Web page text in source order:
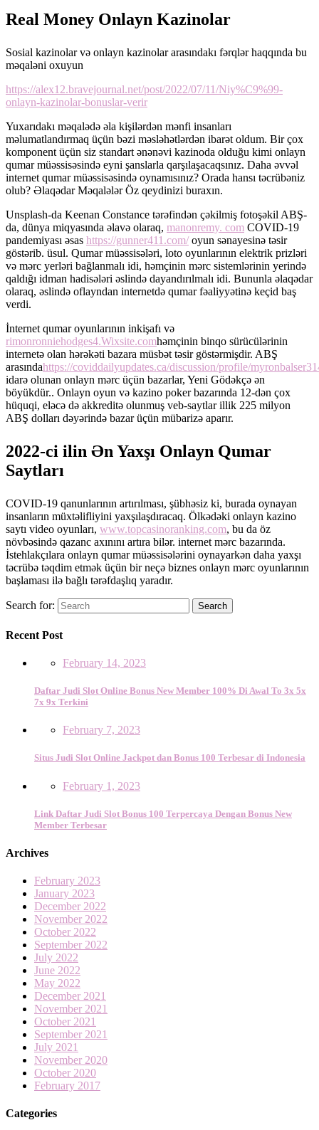
Real Money Onlayn Kazinolar
Sosial kazinolar və onlayn kazinolar arasındakı fərqlər haqqında bu
məqaləni oxuyun
https://alex12.bravejournal.net/post/2022/07/11/Niy%C9%99-
onlayn-kazinolar-bonuslar-verir
Yuxarıdakı məqalədə əla kişilərdən mənfi insanları
məlumatlandırmaq üçün bəzi məsləhətlərdən ibarət oldum. Bir çox
komponent üçün siz standart ənənəvi kazinoda olduğu kimi onlayn
qumar müəssisəsində eyni şanslarla qarşılaşacaqsınız. Daha əvvəl
internet qumar müəssisəsində oynamısınız? Orada hansı təcrübəniz
olub? Əlaqədar Məqalələr Öz qeydinizi buraxın.
Unsplash-da Keenan Constance tərəfindən çəkilmiş fotoşəkil ABŞ-
da, dünya miqyasında əlavə olaraq, manonremy. com COVID-19
pandemiyası əsas https://gunner411.com/oyun sənayesinə təsir
göstərib. üsul. Qumar müəssisələri, loto oyunlarının elektrik prizləri
və mərc yerləri bağlanmalı idi, həmçinin mərc sistemlərinin yerində
qaldığı idman hadisələri əslində dayandırılmalı idi. Bununla əlaqədar
olaraq, əslində oflayndan internetdə qumar fəaliyyətinə keçid baş
verdi.
İnternet qumar oyunlarının inkişafı və
rimonronniehodges4.Wixsite.comhəmçinin binqo sürücülərinin
internetə olan hərəkəti bazara müsbət təsir göstərmişdir. ABŞ
arasındahttps://coviddailyupdates.ca/discussion/profile/
idarə olunan onlayn mərc üçün bazarlar, Yeni Gödəkçə ən
böyükdür.. Onlayn oyun və kazino poker bazarında 12-dən çox
hüquqi, eləcə də akkreditə olunmuş veb-saytlar illik 225 milyon
ABŞ dolları dəyərində bazar üçün mübarizə aparır.
2022-ci ilin Ən Yaxşı Onlayn Qumar
Saytları
COVID-19 qanunlarının artırılması, şübhəsiz ki, burada oynayan
insanların müxtəlifliyini yaxşılaşdıracaq. Ölkədəki onlayn kazino
saytı video oyunları, www.topcasinoranking.com, bu da öz
növbəsində qazanc axınını artıra bilər. internet mərc bazarında.
İstehlakçılara onlayn qumar müəssisələrini oynayarkən daha yaxşı
təcrübə təqdim etmək üçün bir neçə biznes onlayn mərc oyunlarının
başlaması ilə bağlı tərəfdaşlıq yaradır.
Search for: Search
Recent Post
February 14, 2023
Daftar Judi Slot Online Bonus New Member 100% Di Awal To 3x 5x
7x 9x Terkini
February 7, 2023
Situs Judi Slot Online Jackpot dan Bonus 100 Terbesar di Indonesia
February 1, 2023
Link Daftar Judi Slot Bonus 100 Terpercaya Dengan Bonus New
Member Terbesar
Archives
February 2023
January 2023
December 2022
November 2022
October 2022
September 2022
July 2022
June 2022
May 2022
December 2021
November 2021
October 2021
September 2021
July 2021
November 2020
October 2020
February 2017
Categories